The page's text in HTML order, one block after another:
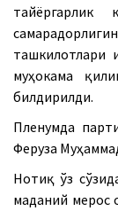
тайёргарлик
ташкилотлари
муҳокама
билдирилди.
Пленумда
Феруза
Нотиқ ўз
маданий мерос